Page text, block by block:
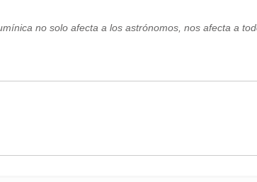
no solo afecta a los astrónomos, nos afecta a